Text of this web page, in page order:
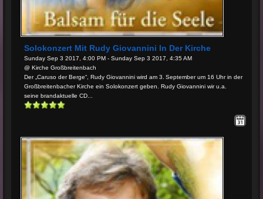
Solokonzert Mit Rudy Giovannini In Der Kirche
Sunday Sep 3 2017, 4:00 PM - Sunday Sep 3 2017, 4:35 AM
@ Kirche Großbreitenbach
Der „Caruso der Berge“, Rudy Giovannini wird am 3. September um 16 Uhr in der
Großbreitenbacher Kirche ein Solokonzert geben. Rudy Giovannini wir u.a.
seine brandaktuelle CD...